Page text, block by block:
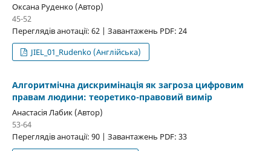
Оксана Руденко (Автор)
45-52
Переглядів анотації: 62 | Завантажень PDF: 24
JIEL_01_Rudenko (Англійська)
Алгоритмічна дискримінація як загроза цифровим
правам людини: теоретико-правовий вимір
Анастасія Лабик (Автор)
53-64
Переглядів анотації: 90 | Завантажень PDF: 33